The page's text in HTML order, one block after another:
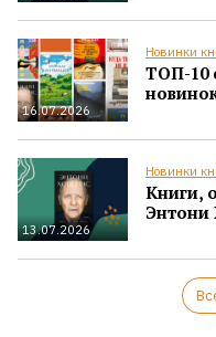
16.07.2026
Новинки
ТОП-10
13.07.2026
Новинки
Книги,
Энтони